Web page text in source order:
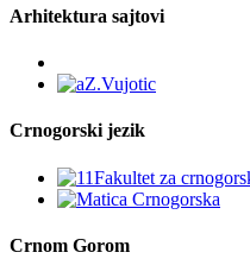
Arhitektura sajtovi
Crnogorski jezik
Crnom Gorom